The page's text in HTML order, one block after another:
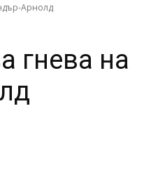
Арнолд
гнева на